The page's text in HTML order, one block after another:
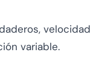
velocidad
variable.